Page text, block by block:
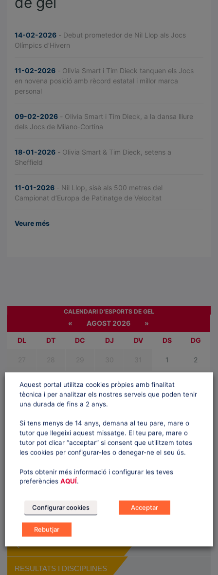
14-02-2026 - Debut prometedor de Nil Llop als Jocs
Olímpics d’Hivern
11-02-2026 - Olivia Smart i Tim Dieck tanquen els Jocs
en novena posició amb rècord estatal i millor marca
personal
09-02-2026 - Olivia Smart i Tim Dieck, a la dansa lliure
dels Jocs de Milano-Cortina
18-01-2026 - Olivia Smart & Tim Dieck, setens a
Sheffield
11-01-2026 - Nil Llop, sisè als 500 metres del
Campionat d’Europa de Patinatge de Velocitat
Veure més
CALENDARI D'ESPORTS DE GEL
« AGOST 2026 »
DL DT DC DJ DV DS DG
1 2
3 4 5 6 7 8
10 11 12 13
17 18 19 20 21 22
24 25 26 27 28 29 30
31 1 2 3 4 5
RESULTATS I DISCIPLINES
Aquest portal utilitza cookies pròpies amb finalitat
tècnica i per analitzar els nostres serveis que poden tenir
una durada de fins a 2 anys.
Si tens menys de 14 anys, demana al teu pare, mare o
tutor que llegeixi aquest missatge. El teu pare, mare o
tutor pot clicar “acceptar” si consent que utilitzem totes
les cookies per configurar-les o denegar-ne el seu ús.
Pots obtenir més informació i configurar les teves
preferències AQUÍ.
Configurar cookies Acceptar
Rebutjar